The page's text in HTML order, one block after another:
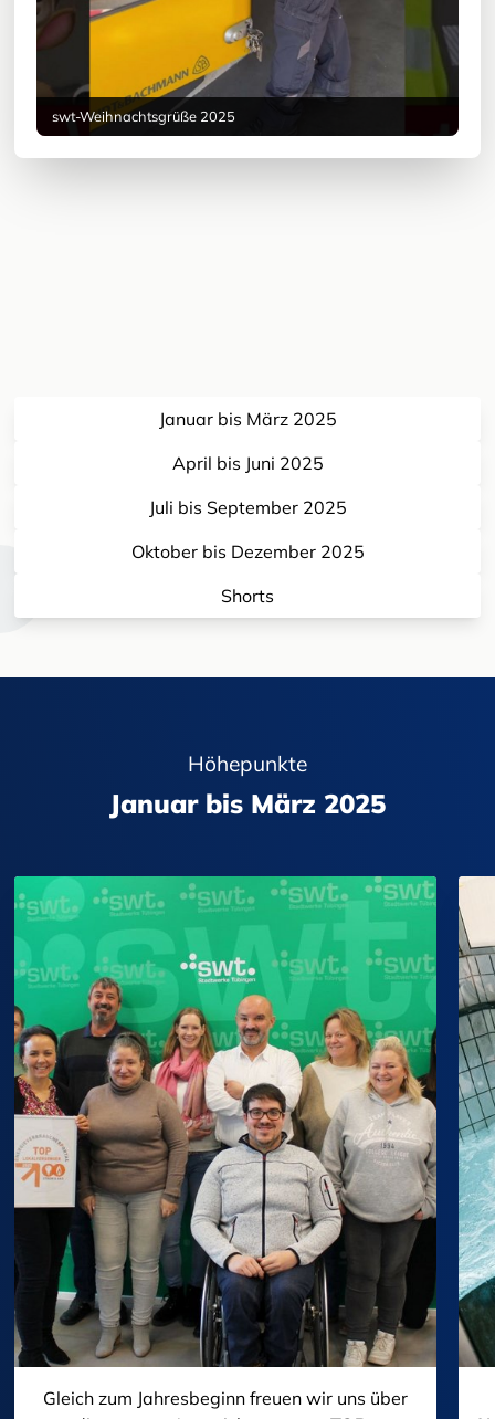
swt-Weihnachtsgrüße 2025
Januar bis März 2025
April bis Juni 2025
Juli bis September 2025
Oktober bis Dezember 2025
Shorts
Höhepunkte
Januar bis März 2025
Gleich zum Jahresbeginn freuen wir uns über